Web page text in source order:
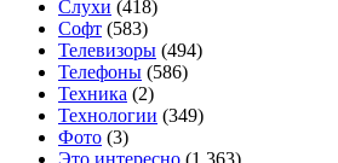
Слухи (418)
Софт (583)
Телевизоры (494)
Телефоны (586)
Техника (2)
Технологии (349)
Фото (3)
Это интересно (1 363)